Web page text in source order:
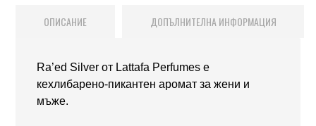
ОПИСАНИЕ ДОПЪЛНИТЕЛНА ИНФОРМАЦИЯ
Ra’ed Silver от Lattafa Perfumes е
кехлибарено-пикантен аромат за жени и
мъже.